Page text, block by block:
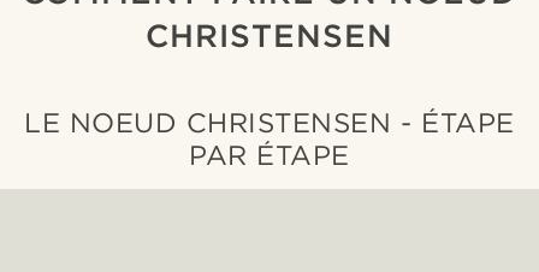
CHRISTENSEN
LE NOEUD CHRISTENSEN - ÉTAPE
PAR ÉTAPE